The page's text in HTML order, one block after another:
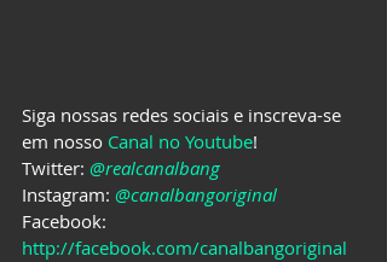
Siga nossas redes sociais e inscreva-se
em nosso Canal no Youtube!
Twitter: @realcanalbang
Instagram: @canalbangoriginal
http://facebook.com/canalbangoriginal